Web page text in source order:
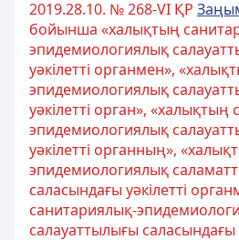
2019.28.10. № 268-VІ ҚР
бойынша «халықтың
эпидемиологиялық
уәкілетті органмен»,
эпидемиологиялық
уәкілетті орган»,
эпидемиологиялық
уәкілетті органның»,
эпидемиологиялық
саласындағы уәкілетті
санитариялық-
салауаттылығы саласындағы